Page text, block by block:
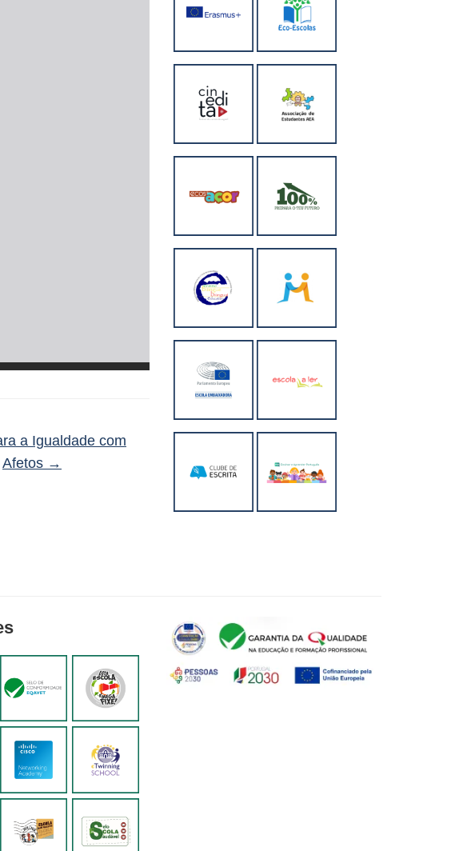
a Igualdade com
Afetos →